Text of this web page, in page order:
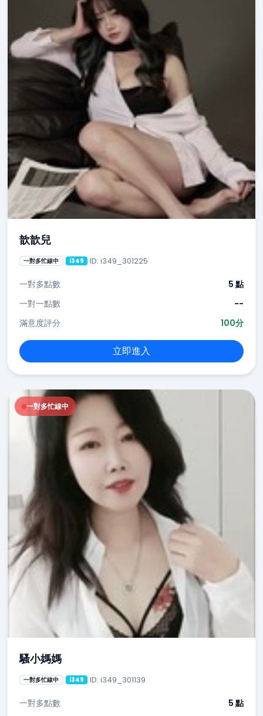
歆歆兒
一對多忙線中 i349 ID: i349_301225
一對多點數
5 點
一對一點數
--
滿意度評分
100分
立即進入
一對多忙線中
騷小媽媽
一對多忙線中 i349 ID: i349_301139
一對多點數 5 點